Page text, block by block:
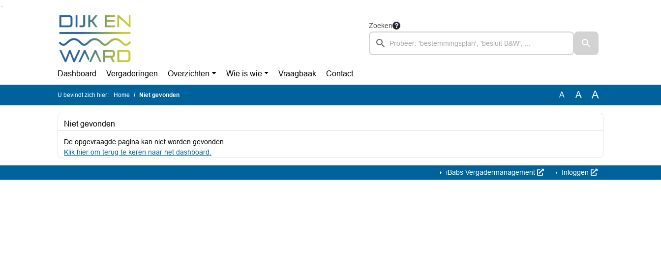
Zoeken
Dashboard Vergaderingen Overzichten Wie is wie Vraagbaak Contact
U bevindt zich hier: Home Niet gevonden A A A
Niet gevonden
De opgevraagde pagina kan niet worden gevonden.
Klik hier om terug te keren naar het dashboard.
iBabs Vergadermanagement Inloggen